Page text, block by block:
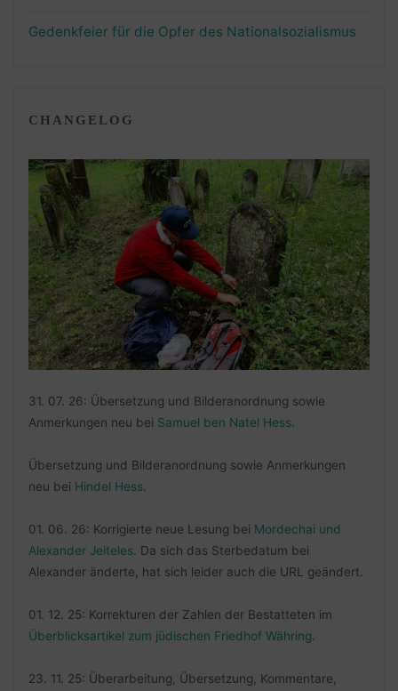
Gedenkfeier für die Opfer des Nationalsozialismus
CHANGELOG
31. 07. 26: Übersetzung und Bilderanordnung sowie
Anmerkungen neu bei Samuel ben Natel Hess
Übersetzung und Bilderanordnung sowie Anmerkungen
neu bei Hindel Hess
01. 06. 26: Korrigierte neue Lesung bei Mordechai und
Alexander Jeiteles . Da sich das Sterbedatum bei
Alexander änderte, hat sich leider auch die URL geändert.
01. 12. 25: Korrekturen der Zahlen der Bestatteten im
Überblicksartikel zum jüdischen Friedhof Währing
23. 11. 25: Überarbeitung, Übersetzung, Kommentare,